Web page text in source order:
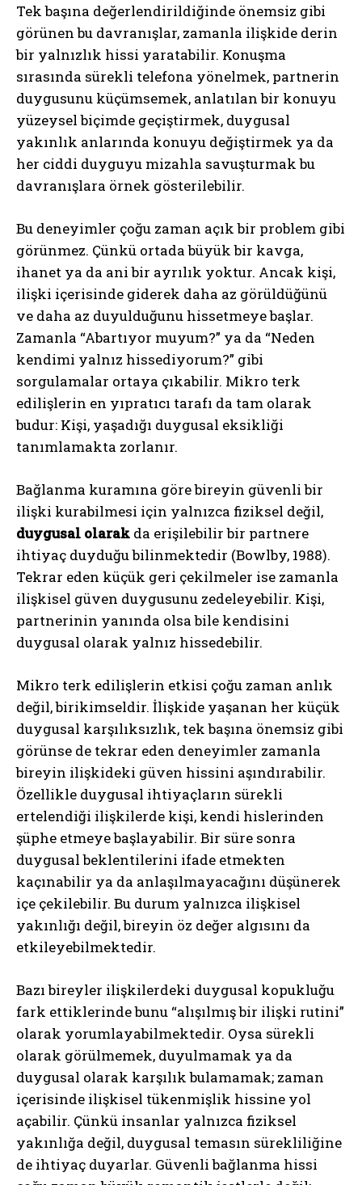
Tek başına değerlendirildiğinde önemsiz gibi
görünen bu davranışlar, zamanla ilişkide derin
bir yalnızlık hissi yaratabilir. Konuşma
sırasında sürekli telefona yönelmek, partnerin
duygusunu küçümsemek, anlatılan bir konuyu
yüzeysel biçimde geçiştirmek, duygusal
yakınlık anlarında konuyu değiştirmek ya da
her ciddi duyguyu mizahla savuşturmak bu
davranışlara örnek gösterilebilir.
Bu deneyimler çoğu zaman açık bir problem gibi
görünmez. Çünkü ortada büyük bir kavga,
ihanet ya da ani bir ayrılık yoktur. Ancak kişi,
ilişki içerisinde giderek daha az görüldüğünü
ve daha az duyulduğunu hissetmeye başlar.
Zamanla “Abartıyor muyum?” ya da “Neden
kendimi yalnız hissediyorum?” gibi
sorgulamalar ortaya çıkabilir. Mikro terk
edilişlerin en yıpratıcı tarafı da tam olarak
budur: Kişi, yaşadığı duygusal eksikliği
tanımlamakta zorlanır.
Bağlanma kuramına göre bireyin güvenli bir
ilişki kurabilmesi için yalnızca fiziksel değil,
duygusal olarak da erişilebilir bir partnere
ihtiyaç duyduğu bilinmektedir (Bowlby, 1988).
Tekrar eden küçük geri çekilmeler ise zamanla
ilişkisel güven duygusunu zedeleyebilir. Kişi,
partnerinin yanında olsa bile kendisini
duygusal olarak yalnız hissedebilir.
Mikro terk edilişlerin etkisi çoğu zaman anlık
değil, birikimseldir. İlişkide yaşanan her küçük
duygusal karşılıksızlık, tek başına önemsiz gibi
görünse de tekrar eden deneyimler zamanla
bireyin ilişkideki güven hissini aşındırabilir.
Özellikle duygusal ihtiyaçların sürekli
ertelendiği ilişkilerde kişi, kendi hislerinden
şüphe etmeye başlayabilir. Bir süre sonra
duygusal beklentilerini ifade etmekten
kaçınabilir ya da anlaşılmayacağını düşünerek
içe çekilebilir. Bu durum yalnızca ilişkisel
yakınlığı değil, bireyin öz değer algısını da
etkileyebilmektedir.
Bazı bireyler ilişkilerdeki duygusal kopukluğu
fark ettiklerinde bunu “alışılmış bir ilişki rutini”
olarak yorumlayabilmektedir. Oysa sürekli
olarak görülmemek, duyulmamak ya da
duygusal olarak karşılık bulamamak; zaman
içerisinde ilişkisel tükenmişlik hissine yol
açabilir. Çünkü insanlar yalnızca fiziksel
yakınlığa değil, duygusal temasın sürekliliğine
de ihtiyaç duyarlar. Güvenli bağlanma hissi